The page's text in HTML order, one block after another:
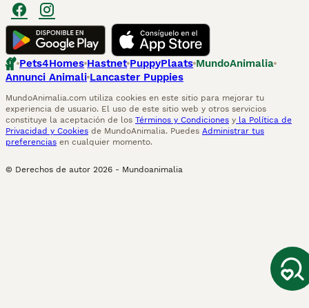
Pets4Homes Hastnet PuppyPlaats MundoAnimalia
Annunci Animali Lancaster Puppies
MundoAnimalia.com utiliza cookies en este sitio para mejorar tu
experiencia de usuario. El uso de este sitio web y otros servicios
constituye la aceptación de los Términos y Condiciones y la Política de
Privacidad y Cookies de MundoAnimalia. Puedes Administrar tus
preferencias en cualquier momento.
© Derechos de autor 2026 - Mundoanimalia